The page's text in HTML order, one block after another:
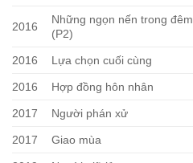
2016
Những ngọn nến trong đêm
(P2)
2016 Lựa chọn cuối cùng
2016 Hợp đồng hôn nhân
2017 Người phán xử
2017 Giao mùa